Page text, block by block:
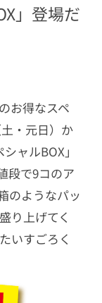
」登場だ
お得なスペ
・元日）か
ャルBOX」
段で9コのア
のようなパッ
り上げてく
いすごろく